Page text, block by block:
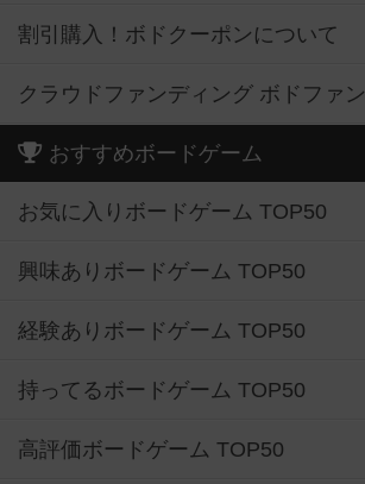
割引購入！ボドクーポンについて
クラウドファンディング ボドファン
おすすめボードゲーム
お気に入りボードゲーム TOP50
興味ありボードゲーム TOP50
経験ありボードゲーム TOP50
持ってるボードゲーム TOP50
高評価ボードゲーム TOP50